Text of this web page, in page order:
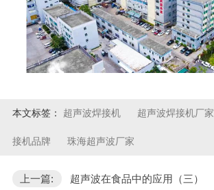
本文标签： 超声波焊接机 超声波焊接机厂家
接机品牌 珠海超声波厂家
上一篇: 超声波在食品中的应用（三）